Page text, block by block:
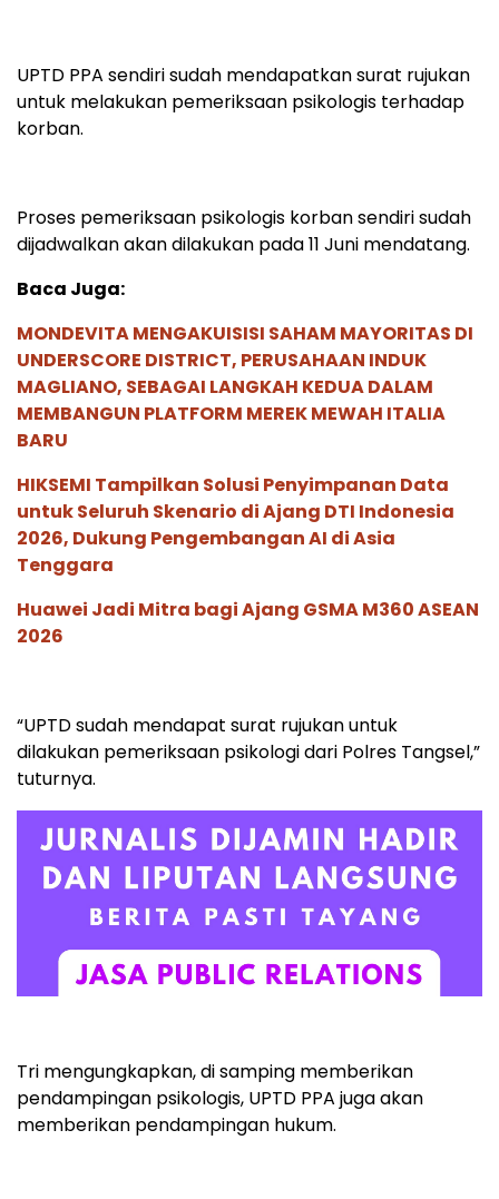
UPTD PPA sendiri sudah mendapatkan surat rujukan
untuk melakukan pemeriksaan psikologis terhadap
korban.
Proses pemeriksaan psikologis korban sendiri sudah
dijadwalkan akan dilakukan pada 11 Juni mendatang.
Baca Juga:
MONDEVITA MENGAKUISISI SAHAM MAYORITAS DI
UNDERSCORE DISTRICT, PERUSAHAAN INDUK
MAGLIANO, SEBAGAI LANGKAH KEDUA DALAM
MEMBANGUN PLATFORM MEREK MEWAH ITALIA
BARU
HIKSEMI Tampilkan Solusi Penyimpanan Data
untuk Seluruh Skenario di Ajang DTI Indonesia
2026, Dukung Pengembangan AI di Asia
Tenggara
Huawei Jadi Mitra bagi Ajang GSMA M360 ASEAN
2026
“UPTD sudah mendapat surat rujukan untuk
dilakukan pemeriksaan psikologi dari Polres Tangsel,”
tuturnya.
Tri mengungkapkan, di samping memberikan
pendampingan psikologis, UPTD PPA juga akan
memberikan pendampingan hukum.